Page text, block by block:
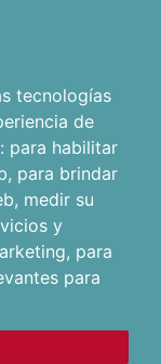
tecnologías
de
para habilitar
, para brindar
, medir su
y
, para
para